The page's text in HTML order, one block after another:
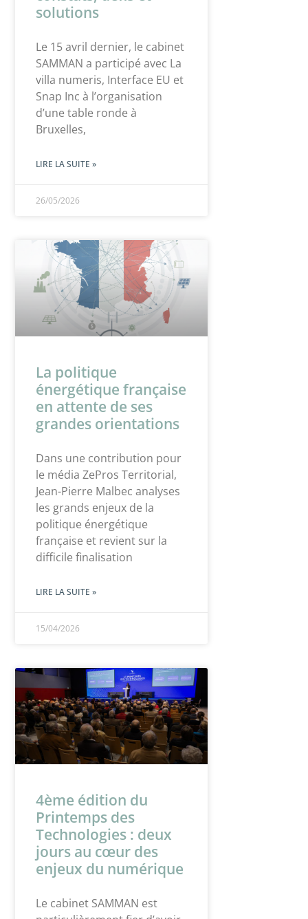
solutions
Le 15 avril dernier, le cabinet
SAMMAN a participé avec La
villa numeris, Interface EU et
Snap Inc à l’organisation
d’une table ronde à
Bruxelles,
LIRE LA SUITE »
26/05/2026
La politique
énergétique française
en attente de ses
grandes orientations
Dans une contribution pour
le média ZePros Territorial,
Jean-Pierre Malbec analyses
les grands enjeux de la
politique énergétique
française et revient sur la
difficile finalisation
LIRE LA SUITE »
15/04/2026
4ème édition du
Printemps des
Technologies : deux
jours au cœur des
enjeux du numérique
Le cabinet SAMMAN est